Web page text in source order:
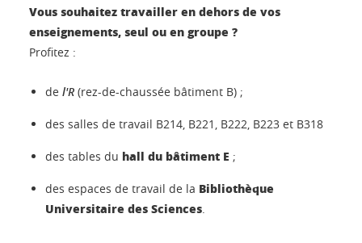
Vous souhaitez travailler en dehors de vos
enseignements, seul ou en groupe ?
Profitez :
de l'R (rez-de-chaussée bâtiment B) ;
des salles de travail B214, B221, B222, B223 et B318
des tables du hall du bâtiment E ;
des espaces de travail de la Bibliothèque
Universitaire des Sciences